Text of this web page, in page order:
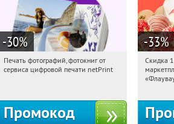
-30%
08:28:29 Получили:
Печать фотографий, фотокниг от
сервиса цифровой печати netPrint
Промокод
-33%
Россия
Скидка